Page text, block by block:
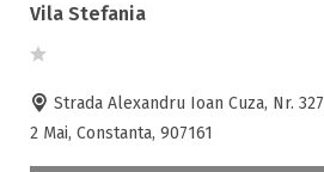
Vila Stefania
Strada Alexandru Ioan Cuza, Nr. 327
2 Mai, Constanta, 907161